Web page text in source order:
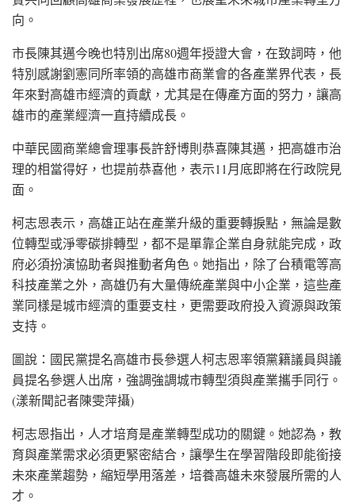
向。
市長陳其邁今晚也特別出席80週年授證大會，在致詞時，他
特別感謝劉憲同所率領的高雄市商業會的各產業界代表，長
年來對高雄市經濟的貢獻，尤其是在傳產方面的努力，讓高
雄市的產業經濟一直持續成長。
中華民國商業總會理事長許舒博則恭喜陳其邁，把高雄市治
理的相當得好，也提前恭喜他，表示11月底即將在行政院見
面。
柯志恩表示，高雄正站在產業升級的重要轉捩點，無論是數
位轉型或淨零碳排轉型，都不是單靠企業自身就能完成，政
府必須扮演協助者與推動者角色。她指出，除了台積電等高
科技產業之外，高雄仍有大量傳統產業與中小企業，這些產
業同樣是城市經濟的重要支柱，更需要政府投入資源與政策
支持。
圖說：國民黨提名高雄市長參選人柯志恩率領黨籍議員與議
員提名參選人出席，強調強調城市轉型須與產業攜手同行。
(漾新聞記者陳雯萍攝)
柯志恩指出，人才培育是產業轉型成功的關鍵。她認為，教
育與產業需求必須更緊密結合，讓學生在學習階段即能銜接
未來產業趨勢，縮短學用落差，培養高雄未來發展所需的人
才。